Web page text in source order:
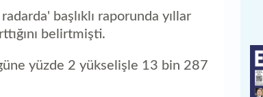
başlıklı raporunda yıllar
belirtmişti.
yüzde 2 yükselişle 13 bin 287